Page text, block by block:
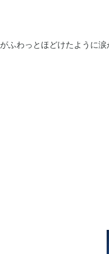
ふわっとほどけたように涙